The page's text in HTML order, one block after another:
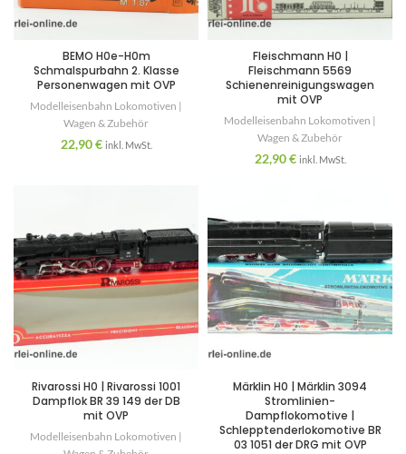
BEMO H0e-H0m
Schmalspurbahn 2. Klasse
Personenwagen mit OVP
Modelleisenbahn Lokomotiven |
Wagen & Zubehör
22,90€ inkl. MwSt.
Fleischmann H0 |
Fleischmann 5569
Schienenreinigungswagen
mit OVP
Modelleisenbahn Lokomotiven |
Wagen & Zubehör
22,90€ inkl. MwSt.
Rivarossi H0 | Rivarossi 1001
Dampflok BR 39 149 der DB
mit OVP
Modelleisenbahn Lokomotiven |
Märklin H0 | Märklin 3094
Stromlinien-
Dampflokomotive |
Schlepptenderlokomotive BR
03 1051 der DRG mit OVP